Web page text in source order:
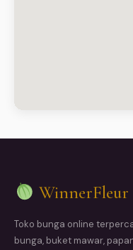
WinnerFleur
Toko bunga online
bunga, buket mawar,